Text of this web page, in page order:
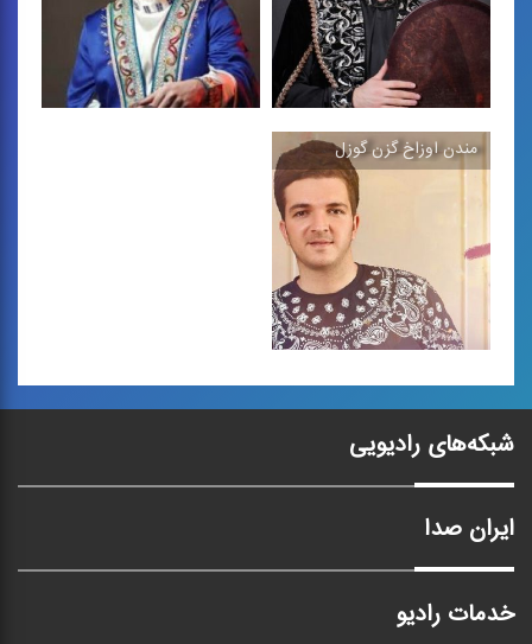
بی مرز
ترانه‌ی آذری تیتراژ پایانی
مجموعه‌ای به همین ...
مندن اوزاخ گزن گوزل
مندن اوزاخ گزن گوزل
شبکه‌های رادیویی
ایران صدا
خدمات رادیو